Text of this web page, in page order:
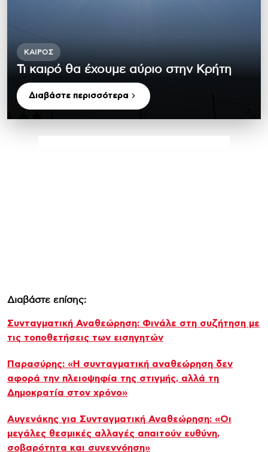
ΚΑΙΡΌΣ
Τι καιρό θα έχουμε αύριο στην Κρήτη
Διαβάστε περισσότερα
Διαβάστε επίσης:
Συνταγματική Αναθεώρηση: Φινάλε στη συζήτηση με
τις τοποθετήσεις των εισηγητών
Παρασύρης: «Η συνταγματική αναθεώρηση δεν
αφορά την πλειοψηφία της στιγμής, αλλά τη
Δημοκρατία στον χρόνο»
Αυγενάκης για Συνταγματική Αναθεώρηση: «Οι
μεγάλες θεσμικές αλλαγές απαιτούν ευθύνη,
σοβαρότητα και συνεννόηση»